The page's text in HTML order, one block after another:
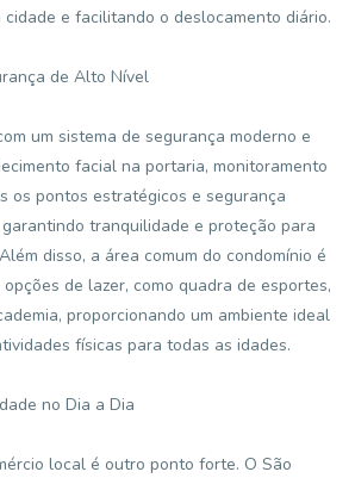
e facilitando o deslocamento diário.
de Alto Nível
um sistema de segurança moderno e
facial na portaria, monitoramento
os pontos estratégicos e segurança
tranquilidade e proteção para
disso, a área comum do condomínio é
de lazer, como quadra de esportes,
proporcionando um ambiente ideal
físicas para todas as idades.
no Dia a Dia
local é outro ponto forte. O São